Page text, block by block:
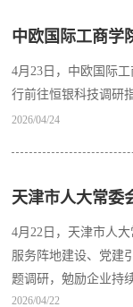
中欧国际工商学
4月23日，中欧国际
行前往恒银科技调研
2026/04/24
4月22日，天津市人
服务阵地建设、党建
题调研，勉励企业持
质量发展。市总工会
2026/04/22